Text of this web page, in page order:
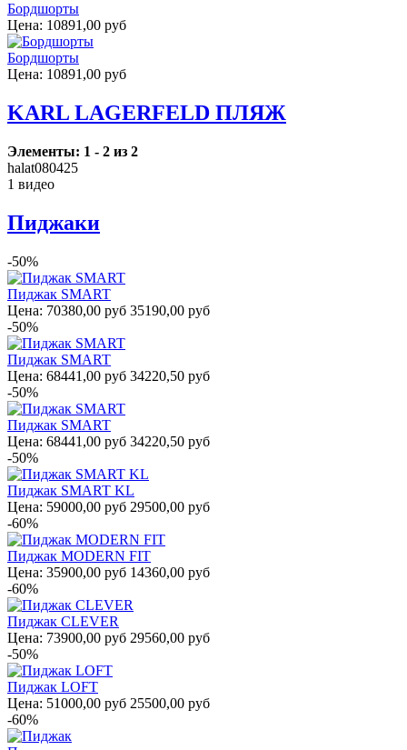
Бордшорты
Цена: 10891,00 руб
Бордшорты
Цена: 10891,00 руб
KARL LAGERFELD ПЛЯЖ
Элементы: 1 - 2 из 2
halat080425
1 видео
Пиджаки
-50%
Пиджак SMART
Цена: 70380,00 руб 35190,00 руб
-50%
Пиджак SMART
Цена: 68441,00 руб 34220,50 руб
-50%
Пиджак SMART
Цена: 68441,00 руб 34220,50 руб
-50%
Пиджак SMART KL
Цена: 59000,00 руб 29500,00 руб
-60%
Пиджак MODERN FIT
Цена: 35900,00 руб 14360,00 руб
-60%
Пиджак CLEVER
Цена: 73900,00 руб 29560,00 руб
-50%
Пиджак LOFT
Цена: 51000,00 руб 25500,00 руб
-60%